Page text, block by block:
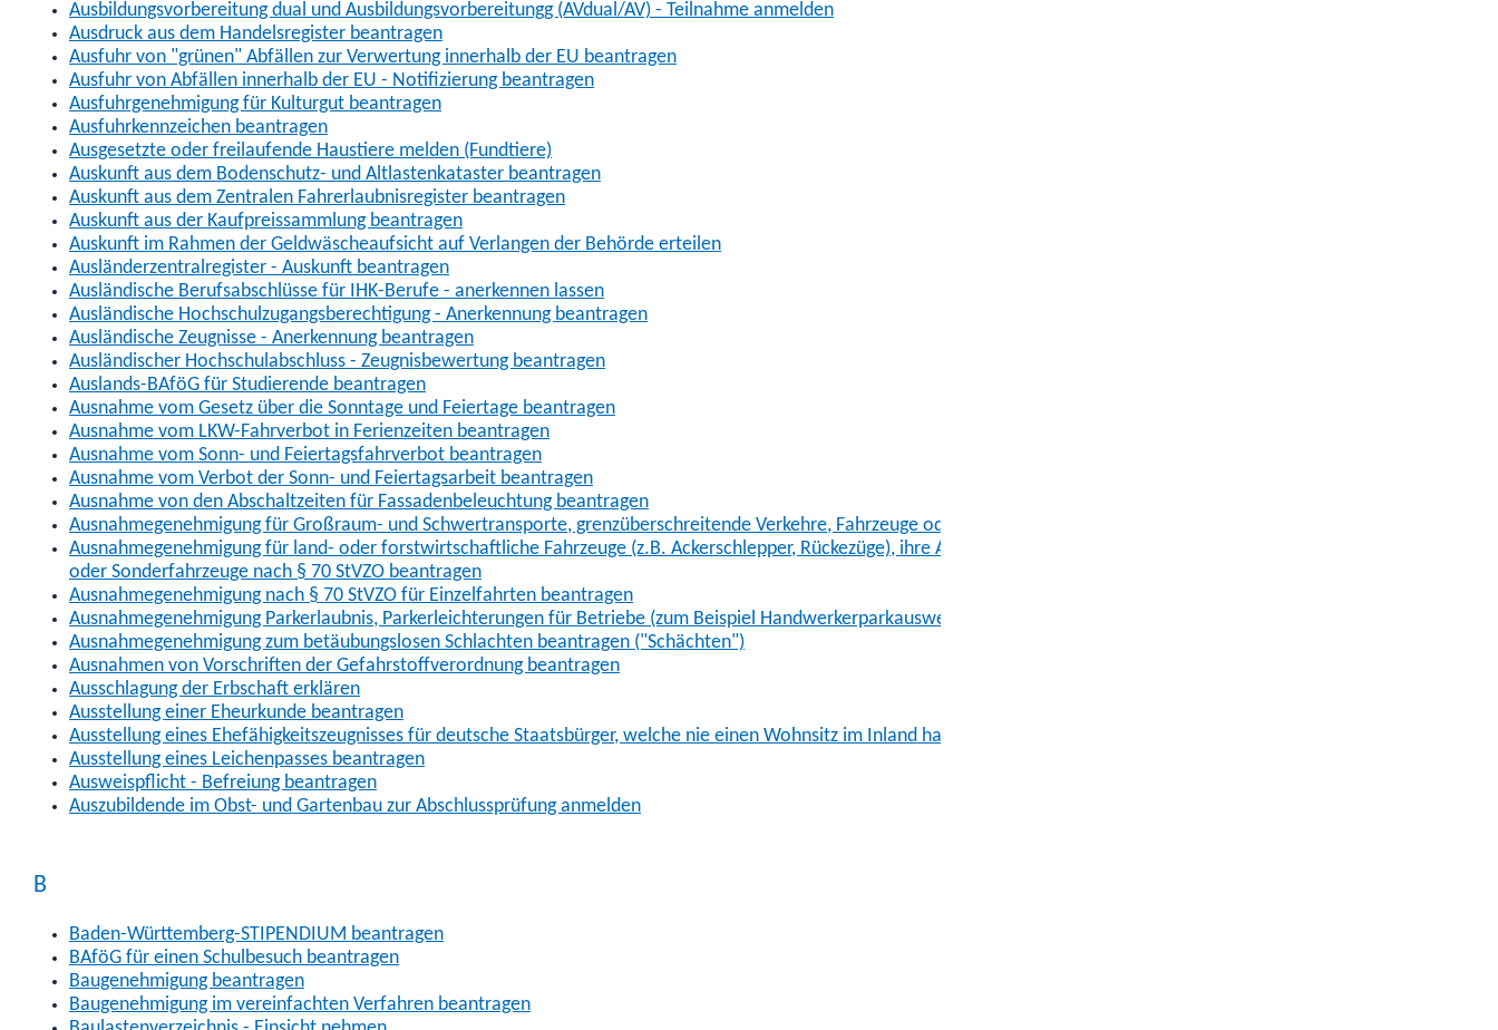
Ausbildungsvorbereitung dual und Ausbildungsvorbereitungg (AVdual/AV) - Teilnahme anmelden
Ausdruck aus dem Handelsregister beantragen
Ausfuhr von "grünen" Abfällen zur Verwertung innerhalb der EU beantragen
Ausfuhr von Abfällen innerhalb der EU - Notifizierung beantragen
Ausfuhrgenehmigung für Kulturgut beantragen
Ausfuhrkennzeichen beantragen
Ausgesetzte oder freilaufende Haustiere melden (Fundtiere)
Auskunft aus dem Bodenschutz- und Altlastenkataster beantragen
Auskunft aus dem Zentralen Fahrerlaubnisregister beantragen
Auskunft aus der Kaufpreissammlung beantragen
Auskunft im Rahmen der Geldwäscheaufsicht auf Verlangen der Behörde erteilen
Ausländerzentralregister - Auskunft beantragen
Ausländische Berufsabschlüsse für IHK-Berufe - anerkennen lassen
Ausländische Hochschulzugangsberechtigung - Anerkennung beantragen
Ausländische Zeugnisse - Anerkennung beantragen
Ausländischer Hochschulabschluss - Zeugnisbewertung beantragen
Auslands-BAföG für Studierende beantragen
Ausnahme vom Gesetz über die Sonntage und Feiertage beantragen
Ausnahme vom LKW-Fahrverbot in Ferienzeiten beantragen
Ausnahme vom Sonn- und Feiertagsfahrverbot beantragen
Ausnahme vom Verbot der Sonn- und Feiertagsarbeit beantragen
Ausnahme von den Abschaltzeiten für Fassadenbeleuchtung beantragen
Ausnahmegenehmigung für Großraum- und Schwertransporte, grenzüberschreitende Verkehre, Fahrzeuge oder Fahrzeugkombinationen nach § 70 StVZO beantragen
Ausnahmegenehmigung für land- oder forstwirtschaftliche Fahrzeuge (z.B. Ackerschlepper, Rückezüge), ihre Anhänger, Arbeitsmaschinen (z.B. Gabelstapler, Mähdrescher)
oder Sonderfahrzeuge nach § 70 StVZO beantragen
Ausnahmegenehmigung nach § 70 StVZO für Einzelfahrten beantragen
Ausnahmegenehmigung Parkerlaubnis, Parkerleichterungen für Betriebe (zum Beispiel Handwerkerparkausweis)
Ausnahmegenehmigung zum betäubungslosen Schlachten beantragen ("Schächten")
Ausnahmen von Vorschriften der Gefahrstoffverordnung beantragen
Ausschlagung der Erbschaft erklären
Ausstellung einer Eheurkunde beantragen
Ausstellung eines Ehefähigkeitszeugnisses für deutsche Staatsbürger, welche nie einen Wohnsitz im Inland hatten
Ausstellung eines Leichenpasses beantragen
Ausweispflicht - Befreiung beantragen
Auszubildende im Obst- und Gartenbau zur Abschlussprüfung anmelden
B
Baden-Württemberg-STIPENDIUM beantragen
BAföG für einen Schulbesuch beantragen
Baugenehmigung beantragen
Baugenehmigung im vereinfachten Verfahren beantragen